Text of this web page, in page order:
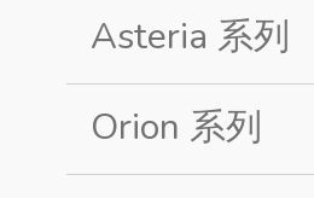
Asteria 系列
Orion 系列